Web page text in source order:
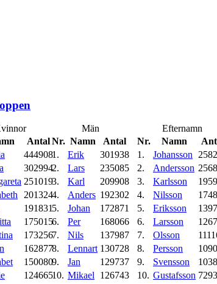
Antal
444908
302994
251019
201324
191831
175015
173256
162877
150080
124665
Män
Nr. Namn
Antal
1.
Erik
301938
2.
Lars
235085
3.
Karl
209908
4.
Anders 192302
5.
Johan
172871
6.
Per
168066
7.
Nils
137987
8.
Lennart 130728
9.
Jan
129737
10. Mikael 126743
Efternamn
Nr.
Namn
1.
Johansson
2.
Andersson
3.
Karlsson
4.
Nilsson
5.
Eriksson
6.
Larsson
7.
Olsson
8.
Persson
9.
Svensson
10. Gustafsson